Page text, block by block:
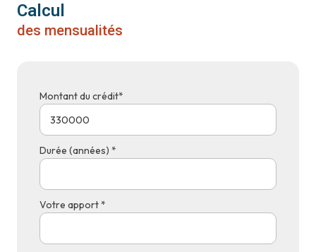
Calcul
des mensualités
Montant du crédit*
Durée (années) *
Votre apport *